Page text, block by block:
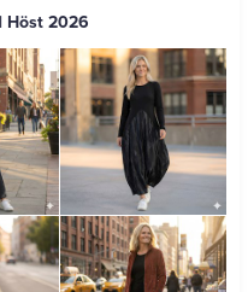
| Höst 2026